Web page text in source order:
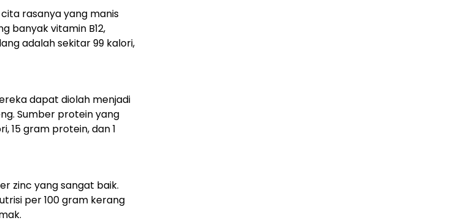
rasanya yang manis
banyak vitamin B12,
adalah sekitar 99 kalori,
dapat diolah menjadi
Sumber protein yang
15 gram protein, dan 1
zinc yang sangat baik.
per 100 gram kerang